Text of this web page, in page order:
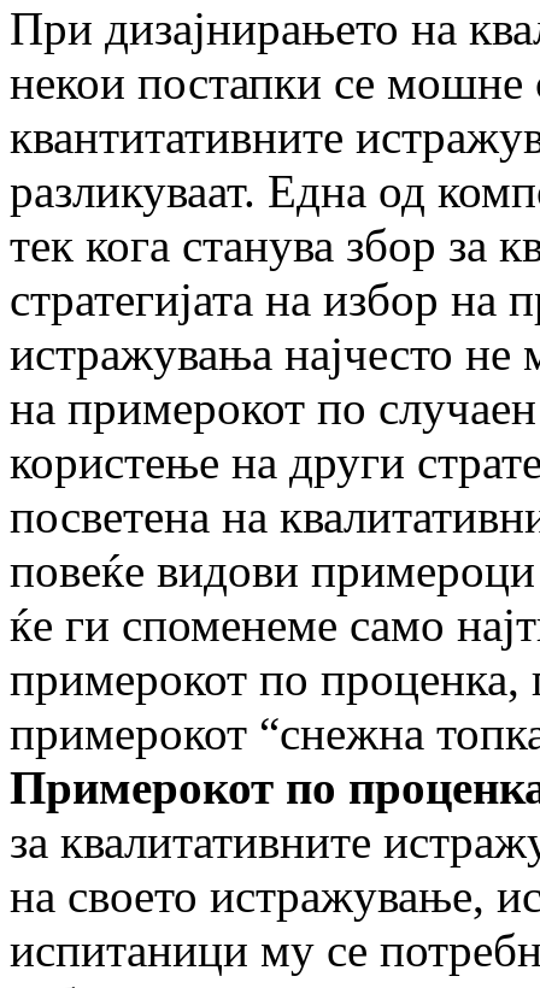
При дизајнирањето на
некои постапки се мошне
квантитативните
разликуваат. Една од
тек кога станува збор за
стратегијата на избор на
истражувања најчесто
на примерокот по
користење на други
посветена на
повеќе видови
ќе ги споменеме само
примерокот по
примерокот “снежна
Примерокот по
за квалитативните
на своето истражување,
испитаници му се